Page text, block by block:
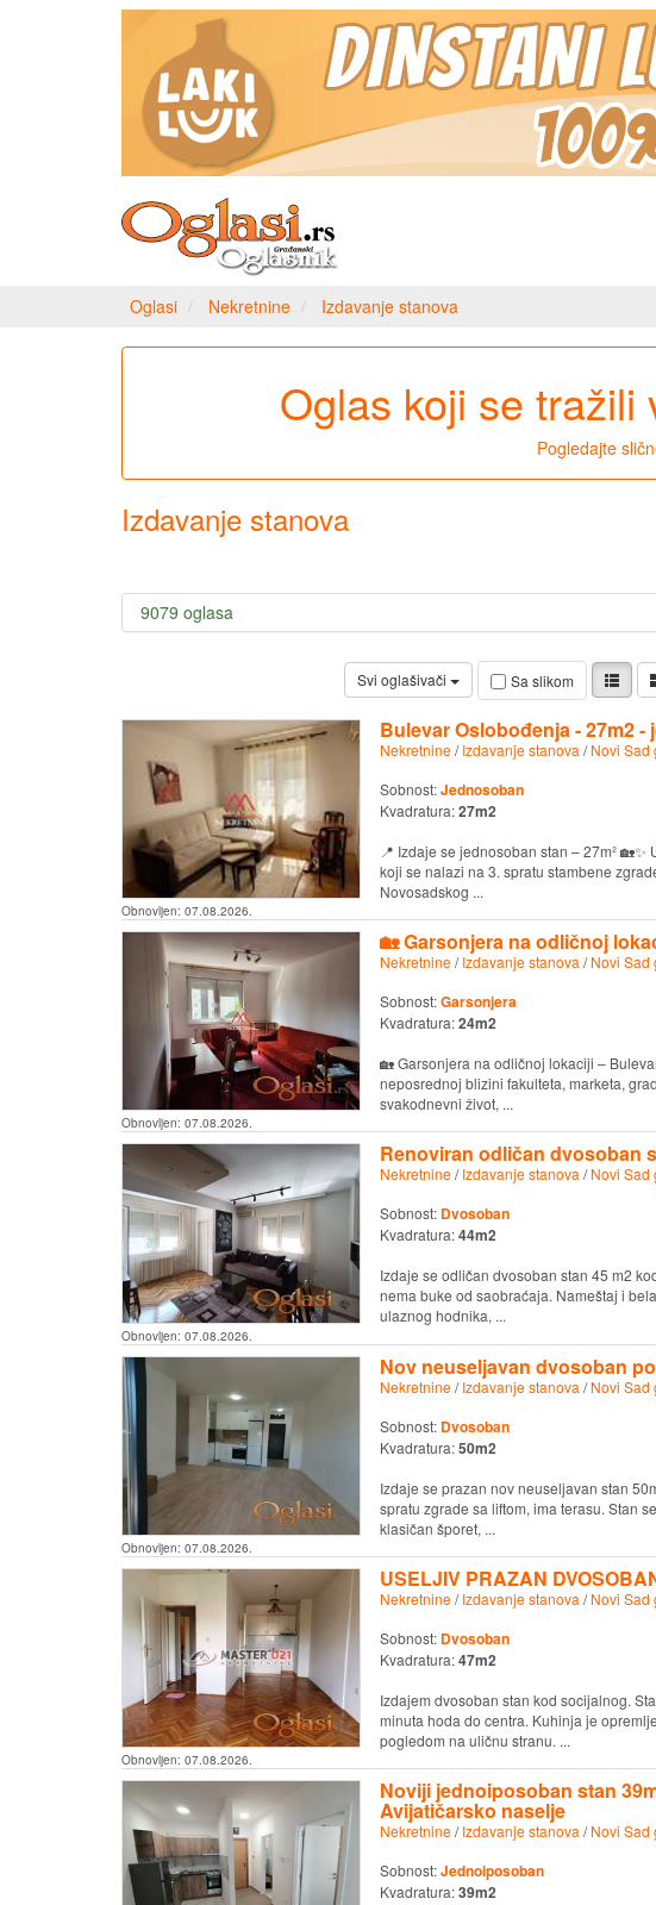
Oglasi Nekretnine Izdavanje stanova
Oglas koji se tražili
Pogledajte
Izdavanje stanova
9079 oglasa
Svi oglašivači Sa slikom
Obnovljen: 07.08.2026.
Bulevar Oslobođenja - 27m2
Nekretnine/Izdavanje stanova /Novi Sad
Sobnost:Jednosoban
Kvadratura:27m2
📍 Izdaje se jednosoban stan – 27m²
koji se nalazi na 3. spratu stambene
Novosadskog ...
Obnovljen: 07.08.2026.
🏡 Garsonjera na odličnoj
Nekretnine/Izdavanje stanova /Novi Sad
Sobnost:Garsonjera
Kvadratura:24m2
🏡 Garsonjera na odličnoj lokaciji –
neposrednoj blizini fakulteta, marketa,
svakodnevni život, ...
Obnovljen: 07.08.2026.
Renoviran odličan dvosoban
Nekretnine/Izdavanje stanova /Novi Sad
Sobnost: Dvosoban
Kvadratura:44m2
Izdaje se odličan dvosoban stan 45 m2
nema buke od saobraćaja. Nameštaj i
ulaznog hodnika, ...
Obnovljen: 07.08.2026.
Nov neuseljavan dvosoban
Nekretnine/Izdavanje stanova /Novi Sad
Sobnost: Dvosoban
Kvadratura:50m2
Izdaje se prazan nov neuseljavan stan
spratu zgrade sa liftom, ima terasu. Stan
klasičan šporet, ...
Obnovljen: 07.08.2026.
USELJIV PRAZAN
Nekretnine/Izdavanje stanova /Novi Sad
Sobnost: Dvosoban
Kvadratura:47m2
Izdajem dvosoban stan kod socijalnog.
minuta hoda do centra. Kuhinja je
pogledom na uličnu stranu. ...
Noviji jednoiposoban stan
Avijatičarsko naselje
Nekretnine/Izdavanje stanova /Novi Sad
Sobnost:Jednoiposoban
Kvadratura:39m2